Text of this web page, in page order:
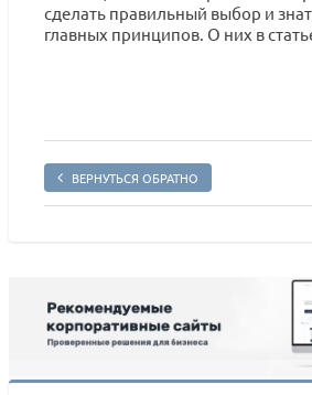
сделать правильный выбор и
главных принципов. О них в
ВЕРНУТЬСЯ ОБРАТНО